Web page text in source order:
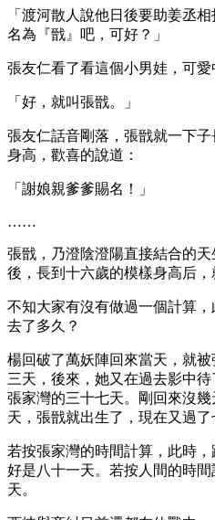
「渡河散人說他日後要助姜丞
名為『戩』吧，可好？」
張友仁看了看這個小男娃，可愛
「好，就叫張戩。」
張友仁話音剛落，張戩就一下
身高，歡喜的說道：
「謝娘親爹爹賜名！」
……
張戩，乃澄陰澄陽直接結合的
後，長到十六歲的模樣身高后，
不知大家有沒有做過一個計算
去了多久？
楊回破了萬妖陣回來當天，就
三天，後來，她又在過去影中
張家灣的三十七天。剛回來沒
天，張戩就出生了，現在又過了
若按張家灣的時間計算，此時
好是八十一天。若按人間的時
天。